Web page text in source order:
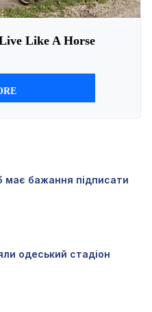
має бажання підписати
одеський стадіон